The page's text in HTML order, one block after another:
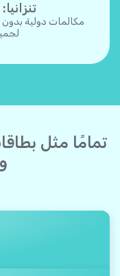
مكالمات دولية
تمامًا مثل